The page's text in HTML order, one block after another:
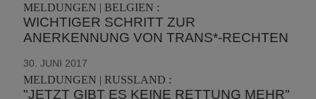
MELDUNGEN | BELGIEN :
WICHTIGER SCHRITT ZUR
ANERKENNUNG VON TRANS*-RECHTEN
30. JUNI 2017
MELDUNGEN | RUSSLAND :
"JETZT GIBT ES KEINE RETTUNG MEHR"